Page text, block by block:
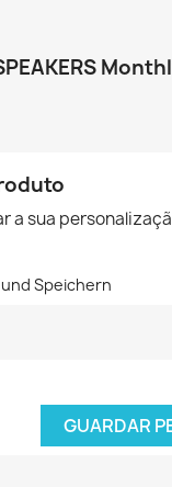
a sua
Speichern
GUARDAR